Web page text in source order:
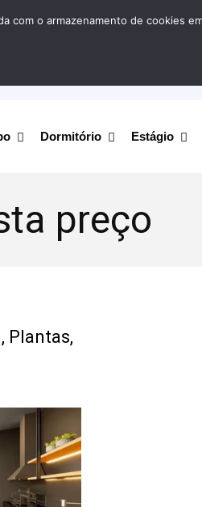
Dormitório Estágio
preço
Plantas,
com o armazenamento de cookies